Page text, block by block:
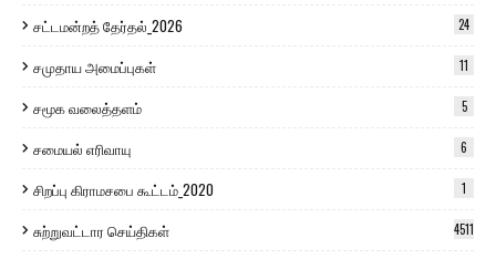
சட்டமன்றத் தேர்தல்_2026 24
சமுதாய அமைப்புகள் 11
சமூக வலைத்தளம் 5
சமையல் எரிவாயு 6
சிறப்பு கிராமசபை கூட்டம்_2020 1
சுற்றுவட்டார செய்திகள் 4511